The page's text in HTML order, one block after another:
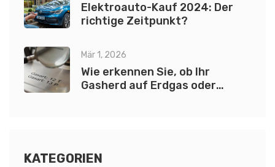
Elektroauto-Kauf 2024: Der
richtige Zeitpunkt?
Mär 1, 2026
Wie erkennen Sie, ob Ihr
Gasherd auf Erdgas oder
KATEGORIEN